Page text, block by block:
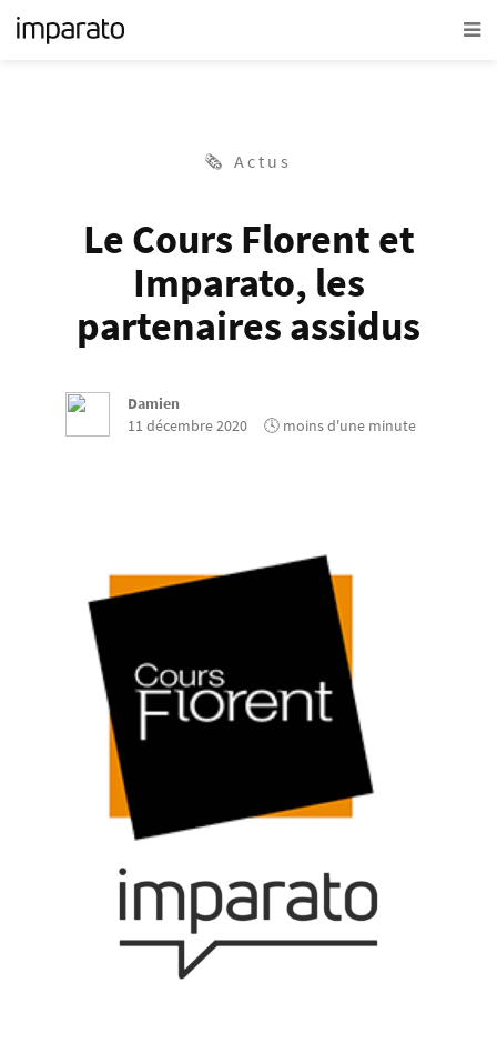
🗞 Actus
Le Cours Florent et
Imparato, les
partenaires assidus
Damien
11 décembre 2020
🕓 moins d'une minute